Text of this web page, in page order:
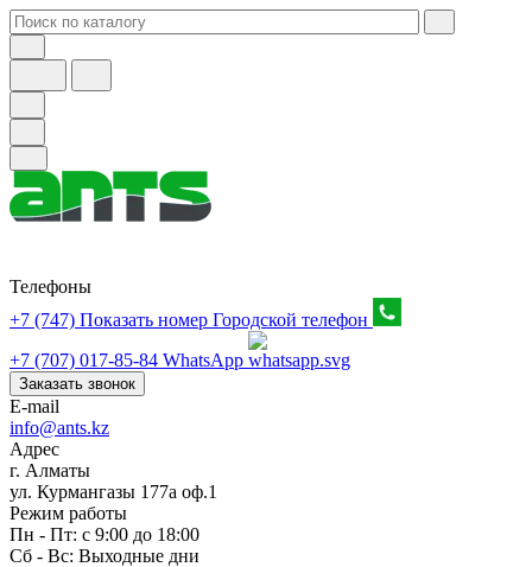
Телефоны
+7 (747) Показать номер Городской телефон
+7 (707) 017-85-84 WhatsApp
Заказать звонок
E-mail
info@ants.kz
Адрес
г. Алматы
ул. Курмангазы 177а оф.1
Режим работы
Пн - Пт: с 9:00 до 18:00
Сб - Вс: Выходные дни